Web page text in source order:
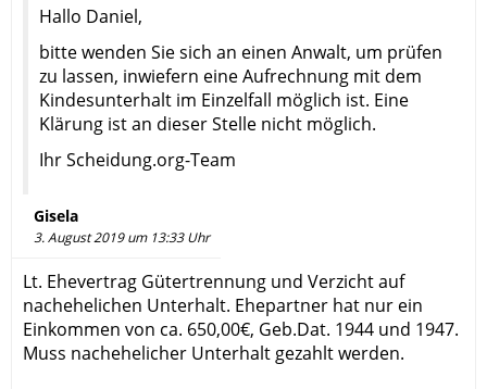
Hallo Daniel,
bitte wenden Sie sich an einen Anwalt, um prüfen
zu lassen, inwiefern eine Aufrechnung mit dem
Kindesunterhalt im Einzelfall möglich ist. Eine
Klärung ist an dieser Stelle nicht möglich.
Ihr Scheidung.org-Team
Gisela
3. August 2019 um 13:33 Uhr
Lt. Ehevertrag Gütertrennung und Verzicht auf
nachehelichen Unterhalt. Ehepartner hat nur ein
Einkommen von ca. 650,00€, Geb.Dat. 1944 und 1947.
Muss nachehelicher Unterhalt gezahlt werden.